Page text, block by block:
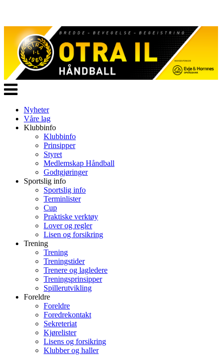
Veksle
navigasjon
Nyheter
Våre lag
Klubbinfo
Klubbinfo
Prinsipper
Styret
Medlemskap Håndball
Godtgjøringer
Sportslig info
Sportslig info
Terminlister
Cup
Praktiske verktøy
Lover og regler
Lisen og forsikring
Trening
Trening
Treningstider
Trenere og lagledere
Treningsprinsipper
Spillerutvikling
Foreldre
Foreldre
Foredrekontakt
Sekreteriat
Kjørelister
Lisens og forsikring
Klubber og haller